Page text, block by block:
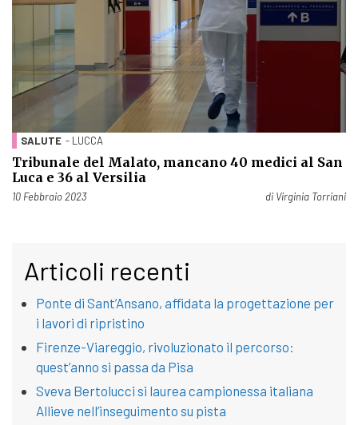
SALUTE - LUCCA
Tribunale del Malato, mancano 40 medici al San
Luca e 36 al Versilia
Pubblicato il
10 Febbraio 2023 di Virginia Torriani
Articoli recenti
Ponte di Sant’Ansano, affidata la progettazione per
i lavori di ripristino
Firenze-Viareggio, rivoluzionato il percorso:
quest’anno si passa da Pisa
Sveva Bertolucci si laurea campionessa italiana
Allieve nell’inseguimento su pista